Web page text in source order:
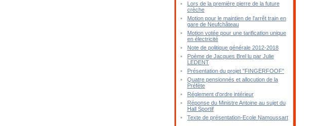
Lors de la première pierre de la future
crèche
Motion pour le maintien de l'arrêt train en
gare de Neufchâteau
Motion votée pour une tarification unique
en électricité
Note de politique générale 2012-2018
Poème de Jacques Brel lu par Julie
LEDENT
Présentation du projet "FINGERFOOF"
Quatre pensionnés et allocution de la
Préfète
Réglement d'ordre intérieur
Réponse du Ministre Antoine au sujet du
Hall Sportif
Texte de présentation-Ecole Namoussart